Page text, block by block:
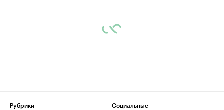
Рубрики
Социальные